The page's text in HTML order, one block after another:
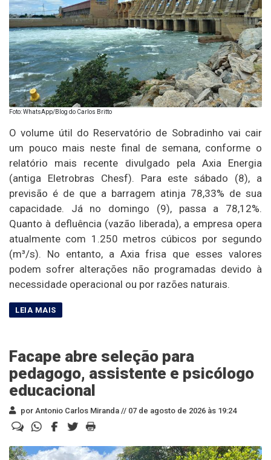
Foto: WhatsApp/Blog do Carlos Britto
O volume útil do Reservatório de Sobradinho vai cair
um pouco mais neste final de semana, conforme o
relatório mais recente divulgado pela Axia Energia
(antiga Eletrobras Chesf). Para este sábado (8), a
previsão é de que a barragem atinja 78,33% de sua
capacidade. Já no domingo (9), passa a 78,12%.
Quanto à defluência (vazão liberada), a empresa opera
atualmente com 1.250 metros cúbicos por segundo
(m³/s). No entanto, a Axia frisa que esses valores
podem sofrer alterações não programadas devido à
necessidade operacional ou por razões naturais.
Facape abre seleção para
pedagogo, assistente e psicólogo
educacional
por Antonio Carlos Miranda // 07 de agosto de 2026 às 19:24